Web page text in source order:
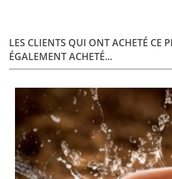
LES CLIENTS QUI ONT ACHETÉ CE
ÉGALEMENT ACHETÉ...